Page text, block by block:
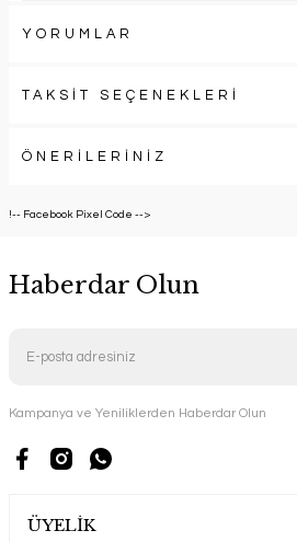
YORUMLAR
TAKSİT SEÇENEKLERİ
ÖNERİLERİNİZ
!-- Facebook Pixel Code -->
Haberdar Olun
Kampanya ve Yeniliklerden Haberdar Olun
ÜYELİK